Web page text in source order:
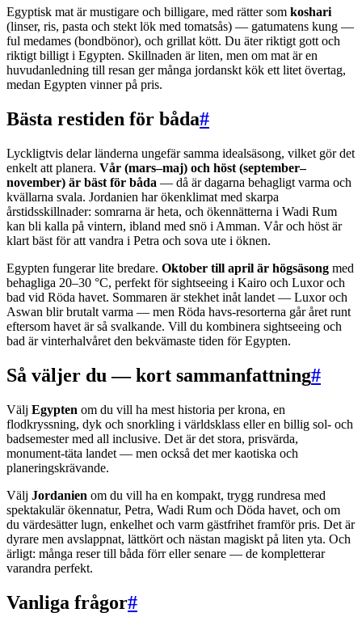
Egyptisk mat är mustigare och billigare, med rätter som koshari
(linser, ris, pasta och stekt lök med tomatsås) — gatumatens kung —
ful medames (bondbönor), och grillat kött. Du äter riktigt gott och
riktigt billigt i Egypten. Skillnaden är liten, men om mat är en
huvudanledning till resan ger många jordanskt kök ett litet övertag,
medan Egypten vinner på pris.
Bästa restiden för båda#
Lyckligtvis delar länderna ungefär samma idealsäsong, vilket gör det
enkelt att planera. Vår (mars–maj) och höst (september–
november) är bäst för båda — då är dagarna behagligt varma och
kvällarna svala. Jordanien har ökenklimat med skarpa
årstidsskillnader: somrarna är heta, och ökennätterna i Wadi Rum
kan bli kalla på vintern, ibland med snö i Amman. Vår och höst är
klart bäst för att vandra i Petra och sova ute i öknen.
Egypten fungerar lite bredare. Oktober till april är högsäsong med
behagliga 20–30 °C, perfekt för sightseeing i Kairo och Luxor och
bad vid Röda havet. Sommaren är stekhet inåt landet — Luxor och
Aswan blir brutalt varma — men Röda havs-resorterna går året runt
eftersom havet är så svalkande. Vill du kombinera sightseeing och
bad är vinterhalvåret den bekvämaste tiden för Egypten.
Så väljer du — kort sammanfattning#
Välj Egypten om du vill ha mest historia per krona, en
flodkryssning, dyk och snorkling i världsklass eller en billig sol- och
badsemester med all inclusive. Det är det stora, prisvärda,
monument-täta landet — men också det mer kaotiska och
planeringskrävande.
Välj Jordanien om du vill ha en kompakt, trygg rundresa med
spektakulär ökennatur, Petra, Wadi Rum och Döda havet, och om
du värdesätter lugn, enkelhet och varm gästfrihet framför pris. Det är
dyrare men avslappnat, lättkört och nästan magiskt på liten yta. Och
ärligt: många reser till båda förr eller senare — de kompletterar
varandra perfekt.
Vanliga frågor#